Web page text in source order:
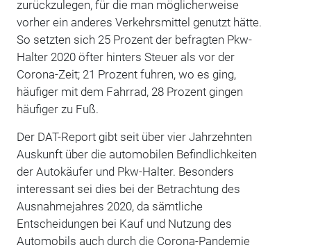
zurückzulegen, für die man möglicherweise
vorher ein anderes Verkehrsmittel genutzt hätte.
So setzten sich 25 Prozent der befragten Pkw-
Halter 2020 öfter hinters Steuer als vor der
Corona-Zeit; 21 Prozent fuhren, wo es ging,
häufiger mit dem Fahrrad, 28 Prozent gingen
häufiger zu Fuß.
Der DAT-Report gibt seit über vier Jahrzehnten
Auskunft über die automobilen Befindlichkeiten
der Autokäufer und Pkw-Halter. Besonders
interessant sei dies bei der Betrachtung des
Ausnahmejahres 2020, da sämtliche
Entscheidungen bei Kauf und Nutzung des
Automobils auch durch die Corona-Pandemie